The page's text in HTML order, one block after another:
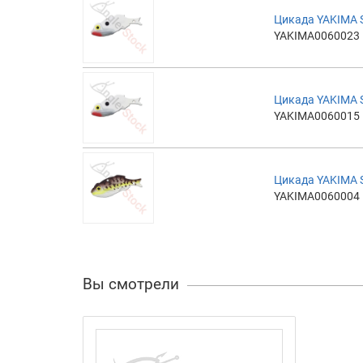
Цикада YAKIMA
YAKIMA0060023
Цикада YAKIMA
YAKIMA0060015
Цикада YAKIMA
YAKIMA0060004
Вы смотрели